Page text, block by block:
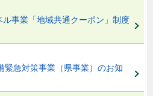
ル事業「地域共通クーポン」制度
急対策事業（県事業）のお知